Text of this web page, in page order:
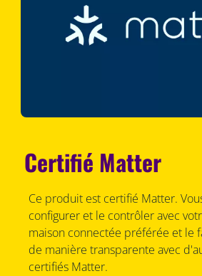
Certifié Matter
Ce produit est certifié Matter.
configurer et le contrôler avec
maison connectée préférée et le
de manière transparente avec
certifiés Matter.